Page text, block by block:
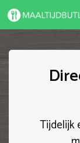
Spring
naar
Tijdelijk